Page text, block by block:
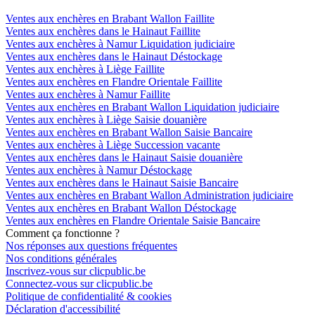
Ventes aux enchères en Brabant Wallon Faillite
Ventes aux enchères dans le Hainaut Faillite
Ventes aux enchères à Namur Liquidation judiciaire
Ventes aux enchères dans le Hainaut Déstockage
Ventes aux enchères à Liège Faillite
Ventes aux enchères en Flandre Orientale Faillite
Ventes aux enchères à Namur Faillite
Ventes aux enchères en Brabant Wallon Liquidation judiciaire
Ventes aux enchères à Liège Saisie douanière
Ventes aux enchères en Brabant Wallon Saisie Bancaire
Ventes aux enchères à Liège Succession vacante
Ventes aux enchères dans le Hainaut Saisie douanière
Ventes aux enchères à Namur Déstockage
Ventes aux enchères dans le Hainaut Saisie Bancaire
Ventes aux enchères en Brabant Wallon Administration judiciaire
Ventes aux enchères en Brabant Wallon Déstockage
Ventes aux enchères en Flandre Orientale Saisie Bancaire
Comment ça fonctionne ?
Nos réponses aux questions fréquentes
Nos conditions générales
Inscrivez-vous sur clicpublic.be
Connectez-vous sur clicpublic.be
Politique de confidentialité & cookies
Déclaration d'accessibilité